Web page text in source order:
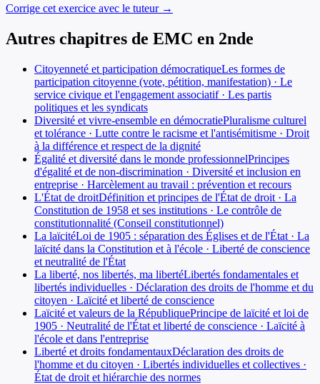
Corrige cet exercice avec le tuteur →
Autres chapitres de EMC en 2nde
Citoyenneté et participation démocratiqueLes formes de
participation citoyenne (vote, pétition, manifestation) · Le
service civique et l'engagement associatif · Les partis
politiques et les syndicats
Diversité et vivre-ensemble en démocratiePluralisme culturel
et tolérance · Lutte contre le racisme et l'antisémitisme · Droit
à la différence et respect de la dignité
Égalité et diversité dans le monde professionnelPrincipes
d'égalité et de non-discrimination · Diversité et inclusion en
entreprise · Harcèlement au travail : prévention et recours
L'État de droitDéfinition et principes de l'État de droit · La
Constitution de 1958 et ses institutions · Le contrôle de
constitutionnalité (Conseil constitutionnel)
La laïcitéLoi de 1905 : séparation des Églises et de l'État · La
laïcité dans la Constitution et à l'école · Liberté de conscience
et neutralité de l'État
La liberté, nos libertés, ma libertéLibertés fondamentales et
libertés individuelles · Déclaration des droits de l'homme et du
citoyen · Laïcité et liberté de conscience
Laïcité et valeurs de la RépubliquePrincipe de laïcité et loi de
1905 · Neutralité de l'État et liberté de conscience · Laïcité à
l'école et dans l'entreprise
Liberté et droits fondamentauxDéclaration des droits de
l'homme et du citoyen · Libertés individuelles et collectives ·
État de droit et hiérarchie des normes